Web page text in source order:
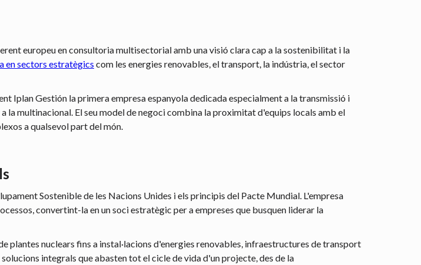
europeu en consultoria multisectorial amb una visió clara cap a la sostenibilitat i la
en sectors estratègics com les energies renovables, el transport, la indústria, el sector
Iplan Gestión la primera empresa espanyola dedicada especialment a la transmissió i
multinacional. El seu model de negoci combina la proximitat d'equips locals amb el
a qualsevol part del món.
Sostenible de les Nacions Unides i els principis del Pacte Mundial. L'empresa
convertint-la en un soci estratègic per a empreses que busquen liderar la
nuclears fins a instal·lacions d'energies renovables, infraestructures de transport
integrals que abasten tot el cicle de vida d'un projecte, des de la